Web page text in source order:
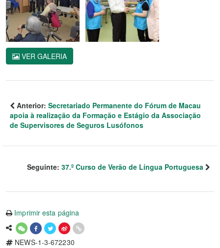
VER GALERIA
Anterior: Secretariado Permanente do Fórum de Macau
apoia à realização da Formação e Estágio da Associação
de Supervisores de Seguros Lusófonos
Seguinte: 37.º Curso de Verão de Língua Portuguesa
Imprimir esta página
NEWS-1-3-672230